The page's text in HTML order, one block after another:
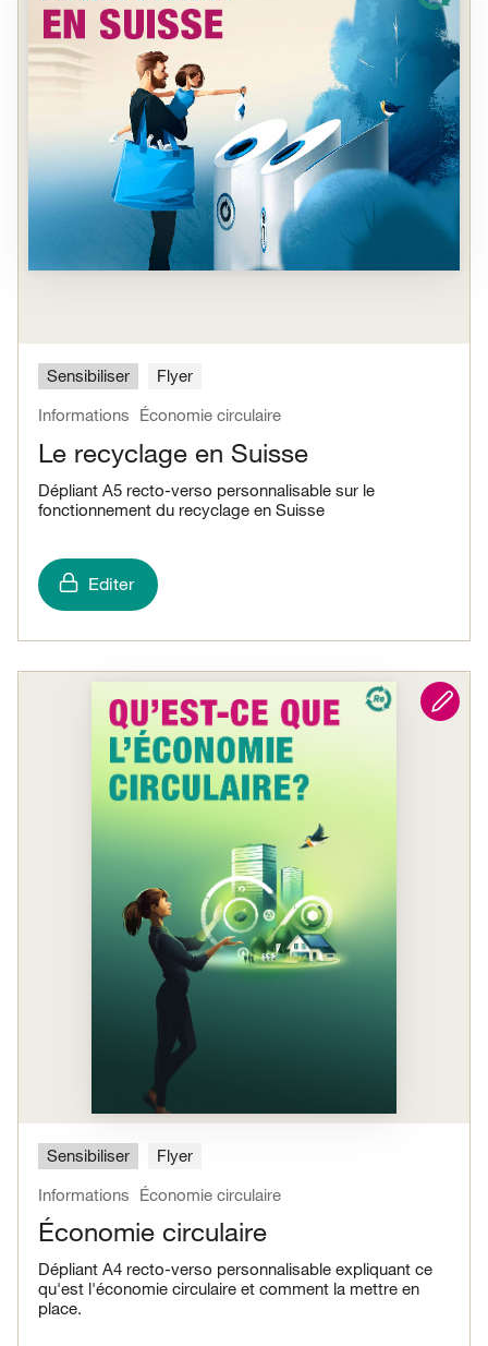
Sensibiliser
Flyer
Informations
Économie circulaire
Le recyclage en Suisse
Dépliant A5 recto-verso personnalisable sur le
fonctionnement du recyclage en Suisse
Editer
Sensibiliser
Flyer
Informations
Économie circulaire
Économie circulaire
Dépliant A4 recto-verso personnalisable expliquant ce
qu'est l'économie circulaire et comment la mettre en
place.